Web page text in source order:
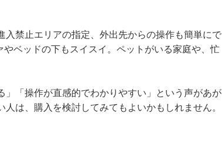
禁止エリアの指定、外出先からの操作も簡単にで
やベッドの下もスイスイ。ペットがいる家庭や、忙
「操作が直感的でわかりやすい」という声があが
は、購入を検討してみてもよいかもしれません。